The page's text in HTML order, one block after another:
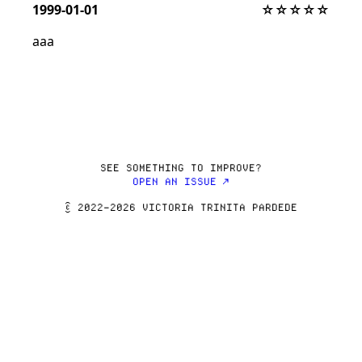
1999-01-01
☆☆☆☆☆
SEE SOMETHING TO IMPROVE?
OPEN AN ISSUE ↗
© 2022–2026 VICTORIA TRINITA PARDEDE